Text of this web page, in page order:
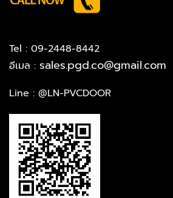
Tel : 09-2448-8442
อีเมล : sales.pgd.co@gmail.com
Line : @LN-PVCDOOR